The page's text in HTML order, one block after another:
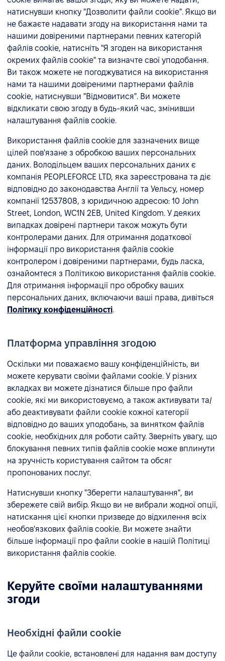
натиснувши кнопку "Дозволити файли cookie". Якщо ви
не бажаєте надавати згоду на використання нами та
нашими довіреними партнерами певних категорій
файлів cookie, натисніть "Я згоден на використання
окремих файлів cookie" та визначте свої уподобання.
Ви також можете не погоджуватися на використання
нами та нашими довіреними партнерами файлів
cookie, натиснувши "Відмовитися". Ви можете
відкликати свою згоду в будь-який час, змінивши
налаштування файлів cookie.
Використання файлів cookie для зазначених вище
цілей пов'язане з обробкою ваших персональних
даних. Володільцем ваших персональних даних є
компанія PEOPLEFORCE LTD, яка зареєстрована та діє
відповідно до законодавства Англії та Уельсу, номер
компанії 12537808, з юридичною адресою: 10 John
Street, London, WC1N 2EB, United Kingdom. У деяких
випадках довірені партнери також можуть бути
контролерами даних. Для отримання додаткової
інформації про використання файлів cookie
контролером і довіреними партнерами, будь ласка,
ознайомтеся з Політикою використання файлів cookie.
Для отримання інформації про обробку ваших
персональних даних, включаючи ваші права, дивіться
Політику конфіденційності.
Платформа управління згодою
Оскільки ми поважаємо вашу конфіденційність, ви
можете керувати своїми файлами cookie. У різних
вкладках ви можете дізнатися більше про файли
cookie, які ми використовуємо, а також активувати та/
або деактивувати файли cookie кожної категорії
відповідно до ваших уподобань, за винятком файлів
cookie, необхідних для роботи сайту. Зверніть увагу, що
блокування певних типів файлів cookie може вплинути
на зручність користування сайтом та обсяг
пропонованих послуг.
Натиснувши кнопку "Зберегти налаштування", ви
збережете свій вибір. Якщо ви не вибрали жодної опції,
натискання цієї кнопки призведе до відхилення всіх
необов'язкових файлів cookie. Ви можете знайти
більше інформації про файли cookie в нашій Політиці
використання файлів cookie.
Керуйте своїми налаштуваннями
згоди
Необхідні файли cookie
Це файли cookie, встановлені для надання вам доступу